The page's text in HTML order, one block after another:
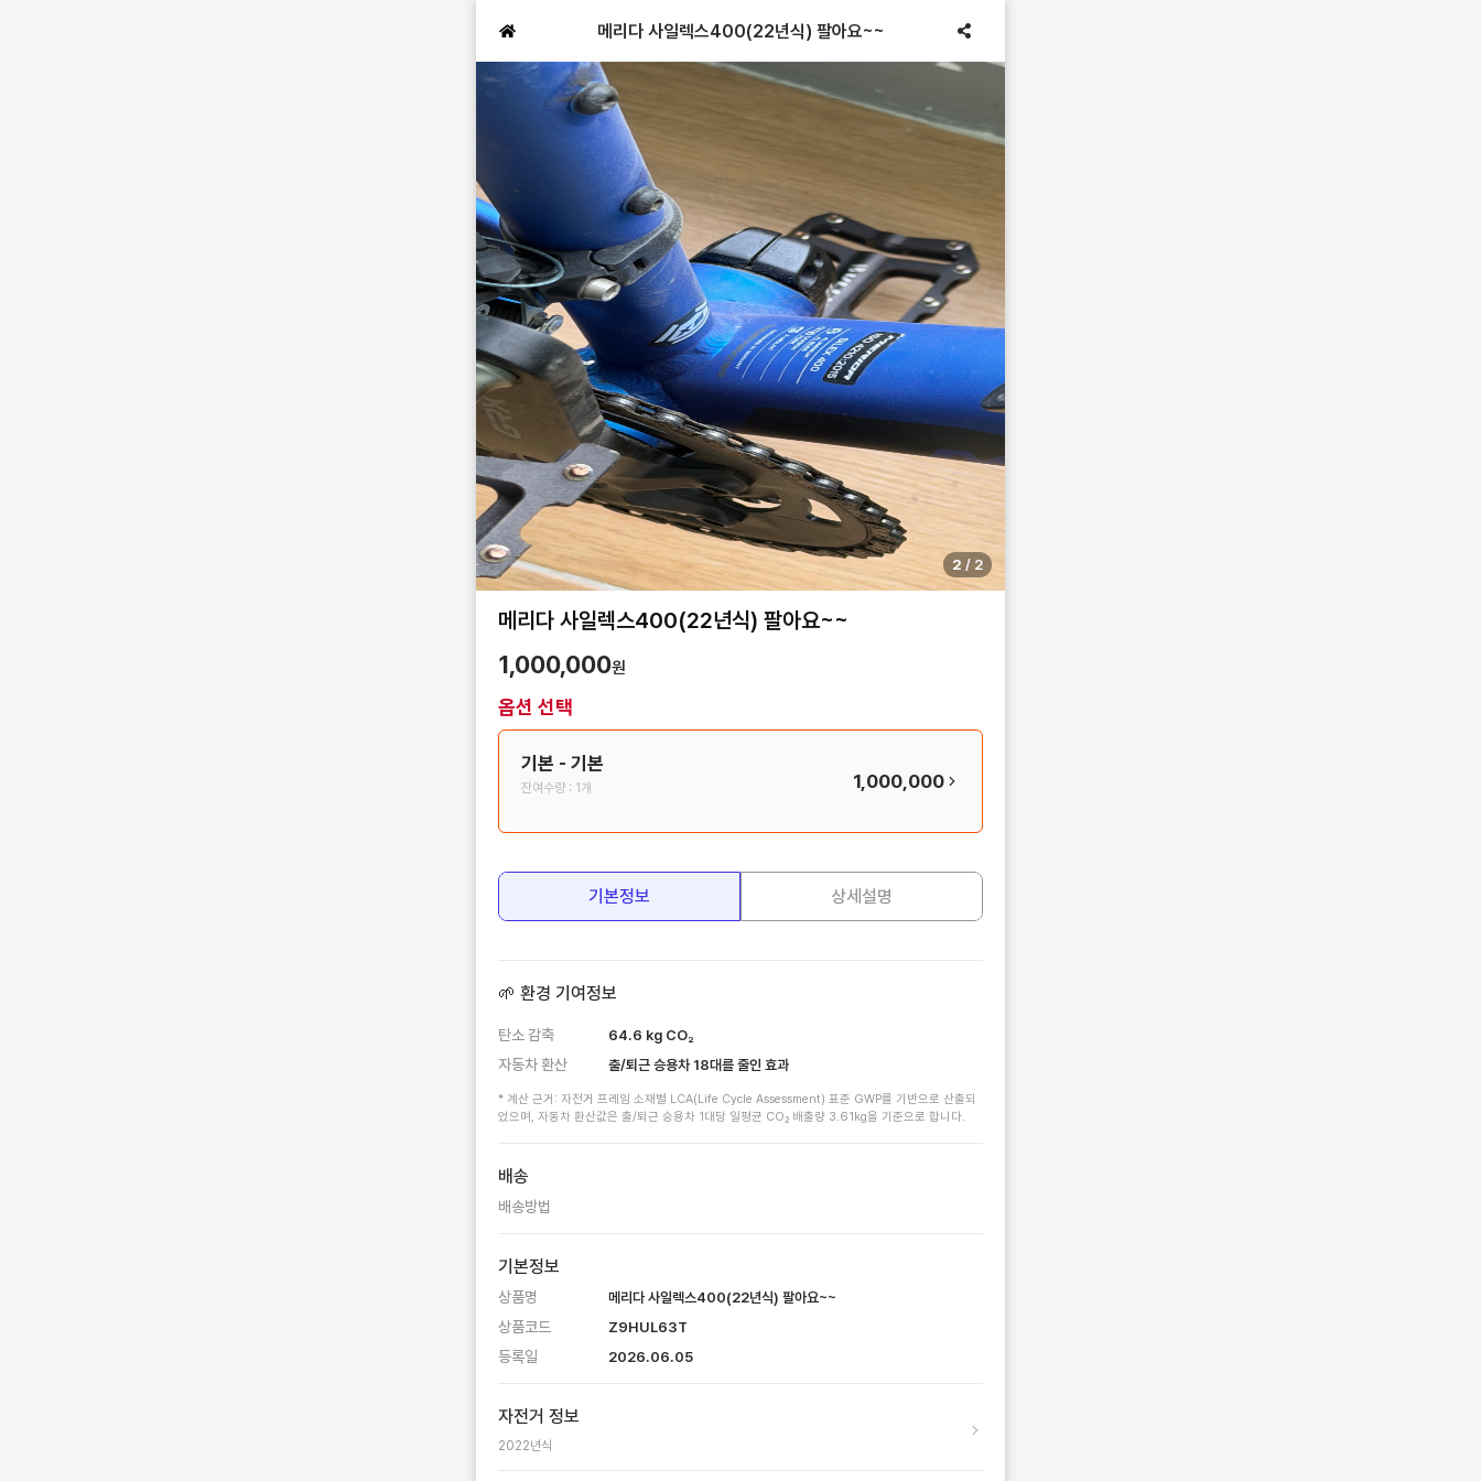
메리다 사일렉스400(22년식) 팔아요~~
2 / 2
메리다 사일렉스400(22년식) 팔아요~~
1,000,000원
옵션 선택
기본 - 기본
잔여수량 : 1개 1,000,000
기본정보 상세설명
🌱 환경 기여정보
탄소 감축 64.6 kg CO₂
자동차 환산 출/퇴근 승용차 18대를 줄인 효과
* 계산 근거: 자전거 프레임 소재별 LCA(Life Cycle Assessment) 표준 GWP를 기반으로 산출되
었으며, 자동차 환산값은 출/퇴근 승용차 1대당 일평균 CO₂ 배출량 3.61kg을 기준으로 합니다.
배송
배송방법
기본정보
상품명 메리다 사일렉스400(22년식) 팔아요~~
상품코드 Z9HUL63T
등록일 2026.06.05
자전거 정보
2022년식